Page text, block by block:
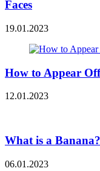
Faces
19.01.2023
How to Appear
12.01.2023
What is a
06.01.2023